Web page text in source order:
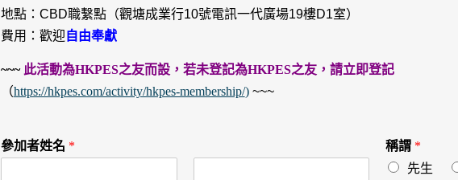
地點：CBD職繫點（觀塘成業行10號電訊一代廣場19樓D1室）
費用：歡迎 自由奉獻
~~~ 此活動為HKPES之友而設，若未登記為HKPES之友，請立即登記
（https://hkpes.com/activity/hkpes-membership/)~~~
參加者姓名 * 稱謂 *
先生